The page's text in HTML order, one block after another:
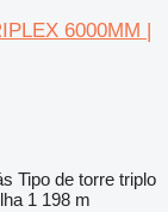
6000MM |
Tipo de torre triplo
1 198 m